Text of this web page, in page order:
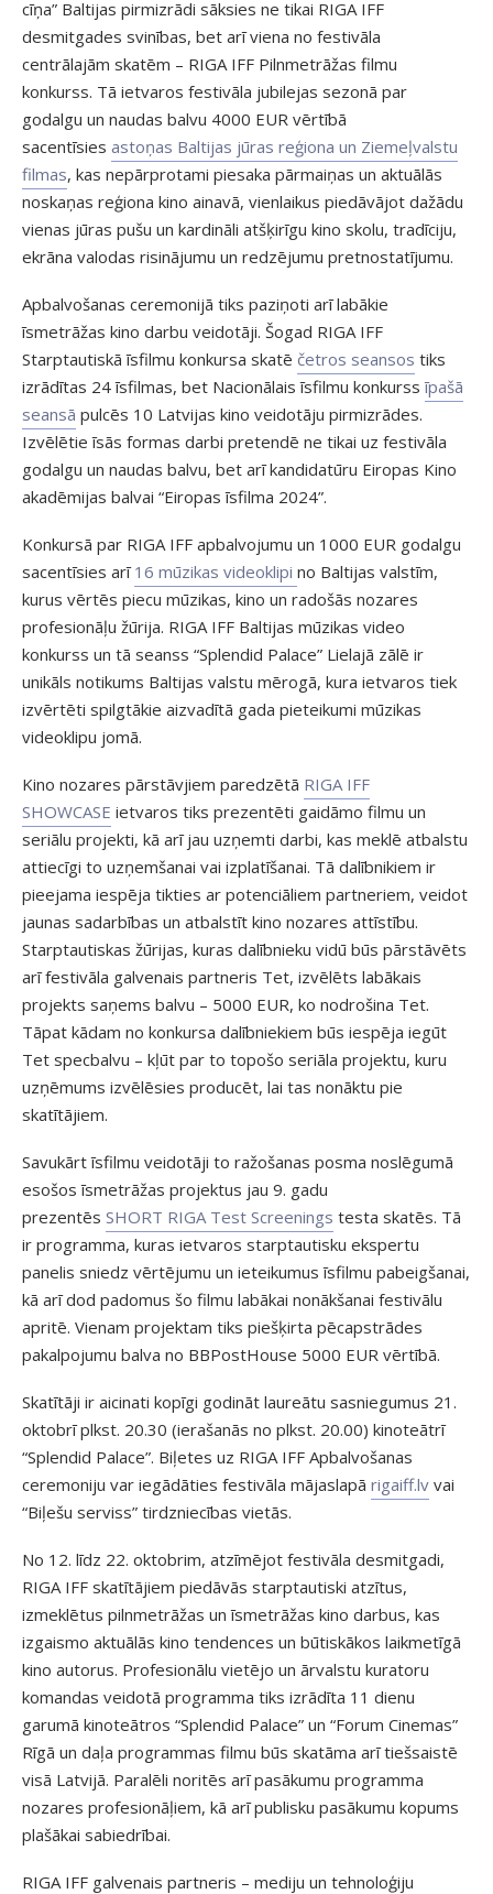
cīņa” Baltijas pirmizrādi sāksies ne tikai RIGA IFF
desmitgades svinības, bet arī viena no festivāla
centrālajām skatēm – RIGA IFF Pilnmetrāžas filmu
konkurss. Tā ietvaros festivāla jubilejas sezonā par
godalgu un naudas balvu 4000 EUR vērtībā
sacentīsies astoņas Baltijas jūras reģiona un Ziemeļvalstu
filmas, kas nepārprotami piesaka pārmaiņas un aktuālās
noskaņas reģiona kino ainavā, vienlaikus piedāvājot dažādu
vienas jūras pušu un kardināli atšķirīgu kino skolu, tradīciju,
ekrāna valodas risinājumu un redzējumu pretnostatījumu.
Apbalvošanas ceremonijā tiks paziņoti arī labākie
īsmetrāžas kino darbu veidotāji. Šogad RIGA IFF
Starptautiskā īsfilmu konkursa skatē četros seansos tiks
izrādītas 24 īsfilmas, bet Nacionālais īsfilmu konkurssīpašā
seansā pulcēs 10 Latvijas kino veidotāju pirmizrādes.
Izvēlētie īsās formas darbi pretendē ne tikai uz festivāla
godalgu un naudas balvu, bet arī kandidatūru Eiropas Kino
akadēmijas balvai “Eiropas īsfilma 2024”.
Konkursā par RIGA IFF apbalvojumu un 1000 EUR godalgu
sacentīsies arī16 mūzikas videoklipi no Baltijas valstīm,
kurus vērtēs piecu mūzikas, kino un radošās nozares
profesionāļu žūrija. RIGA IFF Baltijas mūzikas video
konkurss un tā seanss “Splendid Palace” Lielajā zālē ir
unikāls notikums Baltijas valstu mērogā, kura ietvaros tiek
izvērtēti spilgtākie aizvadītā gada pieteikumi mūzikas
videoklipu jomā.
Kino nozares pārstāvjiem paredzētā RIGA IFF
SHOWCASE ietvaros tiks prezentēti gaidāmo filmu un
seriālu projekti, kā arī jau uzņemti darbi, kas meklē atbalstu
attiecīgi to uzņemšanai vai izplatīšanai. Tā dalībnikiem ir
pieejama iespēja tikties ar potenciāliem partneriem, veidot
jaunas sadarbības un atbalstīt kino nozares attīstību.
Starptautiskas žūrijas, kuras dalībnieku vidū būs pārstāvēts
arī festivāla galvenais partneris Tet, izvēlēts labākais
projekts saņems balvu – 5000 EUR, ko nodrošina Tet.
Tāpat kādam no konkursa dalībniekiem būs iespēja iegūt
Tet specbalvu – kļūt par to topošo seriāla projektu, kuru
uzņēmums izvēlēsies producēt, lai tas nonāktu pie
skatītājiem.
Savukārt īsfilmu veidotāji to ražošanas posma noslēgumā
esošos īsmetrāžas projektus jau 9. gadu
prezentēs SHORT RIGA Test Screenings testa skatēs. Tā
ir programma, kuras ietvaros starptautisku ekspertu
panelis sniedz vērtējumu un ieteikumus īsfilmu pabeigšanai,
kā arī dod padomus šo filmu labākai nonākšanai festivālu
apritē. Vienam projektam tiks piešķirta pēcapstrādes
pakalpojumu balva no BBPostHouse 5000 EUR vērtībā.
Skatītāji ir aicinati kopīgi godināt laureātu sasniegumus 21.
oktobrī plkst. 20.30 (ierašanās no plkst. 20.00) kinoteātrī
“Splendid Palace”. Biļetes uz RIGA IFF Apbalvošanas
ceremoniju var iegādāties festivāla mājaslapā rigaiff.lv vai
“Biļešu serviss” tirdzniecības vietās.
No 12. līdz 22. oktobrim, atzīmējot festivāla desmitgadi,
RIGA IFF skatītājiem piedāvās starptautiski atzītus,
izmeklētus pilnmetrāžas un īsmetrāžas kino darbus, kas
izgaismo aktuālās kino tendences un būtiskākos laikmetīgā
kino autorus. Profesionālu vietējo un ārvalstu kuratoru
komandas veidotā programma tiks izrādīta 11 dienu
garumā kinoteātros “Splendid Palace” un “Forum Cinemas”
Rīgā un daļa programmas filmu būs skatāma arī tiešsaistē
visā Latvijā. Paralēli noritēs arī pasākumu programma
nozares profesionāļiem, kā arī publisku pasākumu kopums
plašākai sabiedrībai.
RIGA IFF galvenais partneris – mediju un tehnoloģiju